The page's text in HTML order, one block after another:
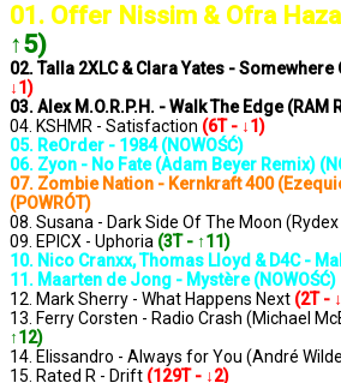
01. Offer Nissim & Ofra
↑5)
02. Talla 2XLC & Clara Yates - Somewhere
↓1)
03. Alex M.O.R.P.H. - Walk The Edge (RAM
04. KSHMR - Satisfaction (6T - ↓1)
05. ReOrder - 1984 (NOWOŚĆ)
06. Zyon - No Fate (Adam Beyer Remix)
07. Zombie Nation - Kernkraft 400
(POWRÓT)
08. Susana - Dark Side Of The Moon
09. EPICX - Uphoria (3T - ↑11)
10. Nico Cranxx, Thomas Lloyd & D4C -
11. Maarten de Jong - Mystère (NOWOŚĆ)
12. Mark Sherry - What Happens Next (2T -
13. Ferry Corsten - Radio Crash (Michael
↑12)
14. Elissandro - Always for You (André
15. Rated R - Drift (129T - ↓2)